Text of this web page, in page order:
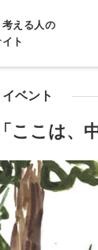
える人の
ト
イベント
ここは、